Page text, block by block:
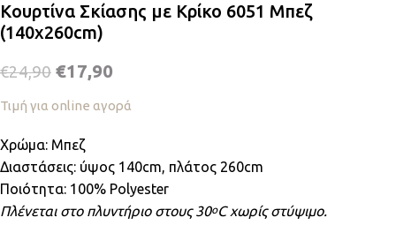
Κουρτίνα Σκίασης με Κρίκο 6051 Μπεζ
(140x260cm)
€24,90 €17,90
Τιμή για online αγορά
Χρώμα: Μπεζ
Διαστάσεις: ύψος 140cm, πλάτος 260cm
Ποιότητα: 100% Polyester
Πλένεται στο πλυντήριο στους 30οC χωρίς στύψιμο.